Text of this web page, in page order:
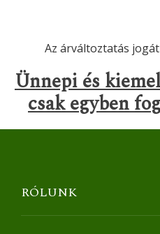
Az árváltoztatás
Ünnepi és
csak egyben
RÓLUNK